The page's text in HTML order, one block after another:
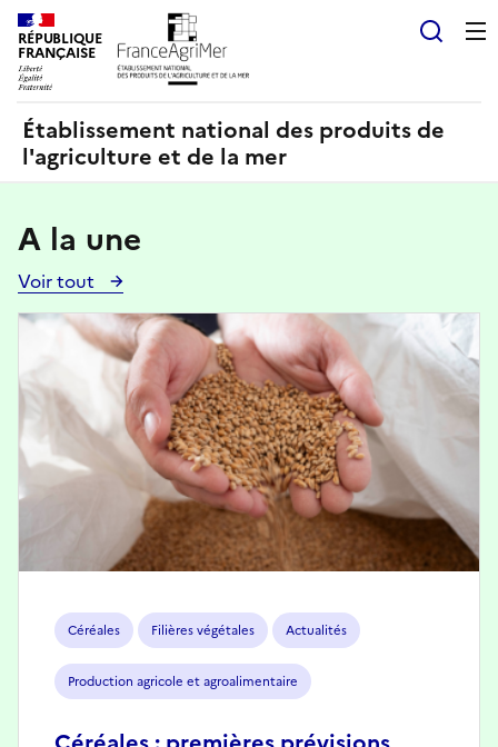
RÉPUBLIQUE
FRANÇAISE
Établissement national des produits de
l'agriculture et de la mer
A la une
Voir tout
Voir
toutes
les
actualités
Céréales Filières végétales Actualités
Production agricole et agroalimentaire
Image
Panneau de gestion des cookies